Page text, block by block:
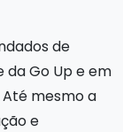
de
da Go Up e em
Até mesmo a
e